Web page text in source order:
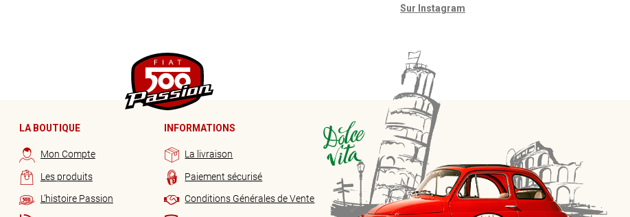
Sur Instagram
LA BOUTIQUE
Mon Compte
Les produits
L’histoire Passion
INFORMATIONS
La livraison
Paiement sécurisé
Conditions Générales de Vente